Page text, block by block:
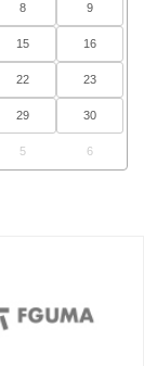
8 9
15 16
22 23
29 30
5 6